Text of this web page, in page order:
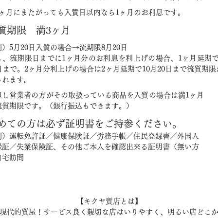
月にまたがっても入質日以内なら1ヶ月のお利息です。
期限 満3ヶ月
）5月20日入質の場合→流期限8月20日
、流期限日までに1ヶ月分のお利息を利上げの場合、1ヶ月延期
まで。2ヶ月分利上げの場合は2ヶ月延期で10月20日まで流質期限
ます。
営業者の方がその取扱っている商品を入質の場合は満1ヶ月
質期限です。（銀行振込もできます。）
ての方は必ず証明書をご持参ください。
）運転免許証／健康保険証／労務手帳／住民登録書／外国人
証／失業保険証、その他ご本人を確認出来る証明書（無い方
宅訪問
【キクヤ質店とは】
代的質屋！サービス良く親切な店はいりやすく、明るい店どこか